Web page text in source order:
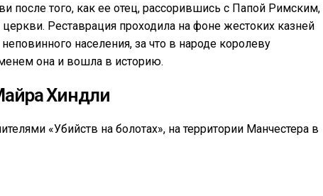
после того, как ее отец, рассорившись с Папой Римским,
Реставрация проходила на фоне жестоких казней
населения, за что в народе королеву
она и вошла в историю.
Хиндли
«Убийств на болотах», на территории Манчестера в